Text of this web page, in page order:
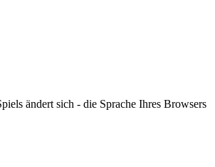
ändert sich - die Sprache Ihres Browsers